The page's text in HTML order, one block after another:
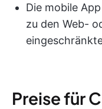
Die mobile
zu den Web-
Preise für